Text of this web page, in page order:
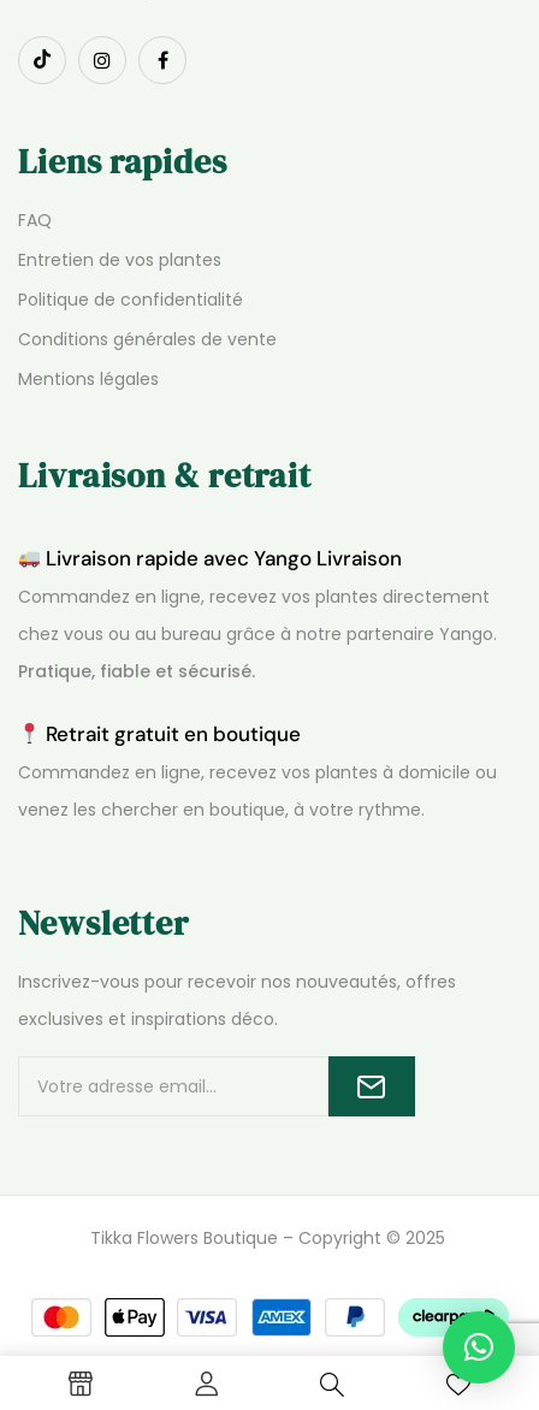
Liens rapides
FAQ
Entretien de vos plantes
Politique de confidentialité
Conditions générales de vente
Mentions légales
Livraison & retrait
Livraison rapide avec Yango Livraison
Commandez en ligne, recevez vos plantes directement
chez vous ou au bureau grâce à notre partenaire Yango.
Pratique, fiable et sécurisé.
Retrait gratuit en boutique
Commandez en ligne, recevez vos plantes à domicile ou
venez les chercher en boutique, à votre rythme.
Newsletter
Inscrivez-vous pour recevoir nos nouveautés, offres
exclusives et inspirations déco.
Tikka Flowers Boutique – Copyright © 2025